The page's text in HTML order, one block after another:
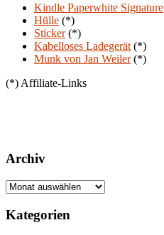
Kindle Paperwhite Signature
Hülle (*)
Sticker(*)
Kabelloses Ladegerät (*)
Munk von Jan Weiler(*)
(*) Affiliate-Links
Archiv
Archiv
Kategorien